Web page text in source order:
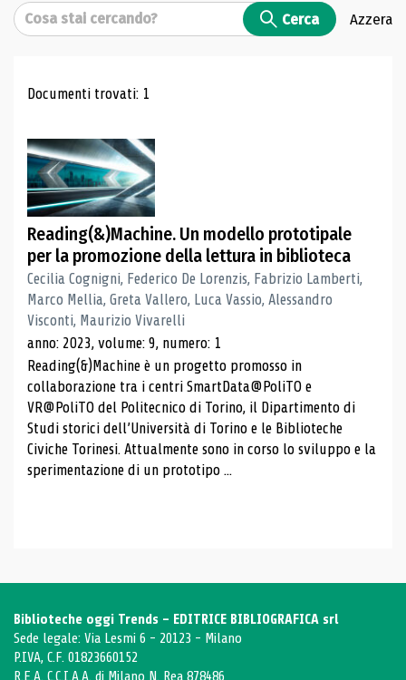
Cerca Cerca Azzera
Risultati di ricerca
Documenti trovati: 1
Reading(&)Machine. Un modello prototipale
per la promozione della lettura in biblioteca
Cecilia Cognigni, Federico De Lorenzis, Fabrizio Lamberti,
Marco Mellia, Greta Vallero, Luca Vassio, Alessandro
Visconti, Maurizio Vivarelli
anno: 2023, volume: 9, numero: 1
Reading(&)Machine è un progetto promosso in
collaborazione tra i centri SmartData@PoliTO e
VR@PoliTO del Politecnico di Torino, il Dipartimento di
Studi storici dell’Università di Torino e le Biblioteche
Civiche Torinesi. Attualmente sono in corso lo sviluppo e la
sperimentazione di un prototipo ...
Biblioteche oggi Trends - EDITRICE BIBLIOGRAFICA srl
Sede legale: Via Lesmi 6 - 20123 - Milano
P.IVA, C.F. 01823660152
R.E.A. C.C.I.A.A. di Milano N. Rea 878486